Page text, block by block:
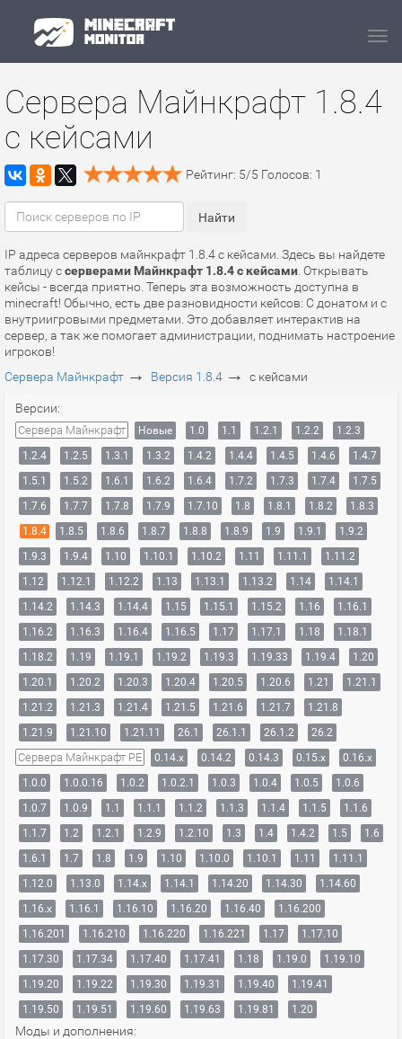
Сервера Майнкрафт 1.8.4
с кейсами
Рейтинг: 5/5 Голосов: 1
IP адреса серверов майнкрафт 1.8.4 с кейсами. Здесь вы найдете
таблицу ссерверами Майнкрафт 1.8.4 с кейсами . Открывать
кейсы - всегда приятно. Теперь эта возможность доступна в
minecraft! Обычно, есть две разновидности кейсов: С донатом и с
внутриигровыми предметами. Это добавляет интерактив на
сервер, а так же помогает администрации, поднимать настроение
игроков!
Сервера Майнкрафт → Версия 1.8.4 → с кейсами
Версии:
Сервера Майнкрафт Новые 1.0 1.1 1.2.1 1.2.2
1.2.3
1.2.4
1.2.5 1.3.1 1.3.2 1.4.2 1.4.4 1.4.5 1.4.6
1.4.7
1.5.1
1.5.2 1.6.1 1.6.2 1.6.4 1.7.2 1.7.3 1.7.4
1.7.5
1.7.6
1.7.7 1.7.8 1.7.9 1.7.10 1.8 1.8.1 1.8.2
1.8.3
1.8.4
1.8.5 1.8.6 1.8.7 1.8.8 1.8.9 1.9 1.9.1
1.9.2
1.9.3
1.9.4 1.10 1.10.1 1.10.2 1.11 1.11.1
1.11.2
1.12
1.12.1 1.12.2 1.13 1.13.1 1.13.2 1.14
1.14.1
1.14.2
1.14.3 1.14.4 1.15 1.15.1 1.15.2 1.16
1.16.1
1.16.2
1.16.3 1.16.4 1.16.5 1.17 1.17.1 1.18
1.18.1
1.18.2
1.19 1.19.1 1.19.2 1.19.3 1.19.33 1.19.4
1.20
1.20.1
1.20.2 1.20.3 1.20.4 1.20.5 1.20.6 1.21
1.21.1
1.21.2
1.21.3 1.21.4 1.21.5 1.21.6 1.21.7
1.21.8
1.21.9
1.21.10 1.21.11 26.1 26.1.1 26.1.2 26.2
Сервера Майнкрафт PE 0.14.x 0.14.2 0.14.3 0.15.x
0.16.x
1.0.0
1.0.0.16 1.0.2 1.0.2.1 1.0.3 1.0.4 1.0.5
1.0.6
1.0.7
1.0.9 1.1 1.1.1 1.1.2 1.1.3 1.1.4 1.1.5
1.1.6
1.1.7
1.2 1.2.1 1.2.9 1.2.10 1.3 1.4 1.4.2 1.5
1.6
1.6.1
1.7 1.8 1.9 1.10 1.10.0 1.10.1 1.11
1.11.1
1.12.0
1.13.0 1.14.x 1.14.1 1.14.20 1.14.30
1.14.60
1.16.x
1.16.1 1.16.10 1.16.20 1.16.40
1.16.200
1.16.201
1.16.210 1.16.220 1.16.221 1.17
1.17.10
1.17.30
1.17.34 1.17.40 1.17.41 1.18 1.19.0
1.19.10
1.19.20
1.19.22 1.19.30 1.19.31 1.19.40
1.19.41
1.19.50
1.19.51 1.19.60 1.19.63 1.19.81 1.20
Моды и дополнения: